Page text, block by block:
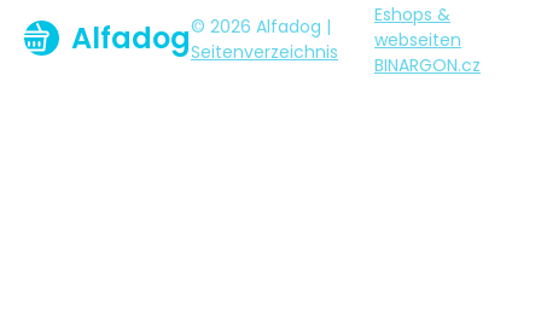
Alfadog© 2026 Alfadog |
Seitenverzeichnis
Eshops &
webseiten
BINARGON.cz